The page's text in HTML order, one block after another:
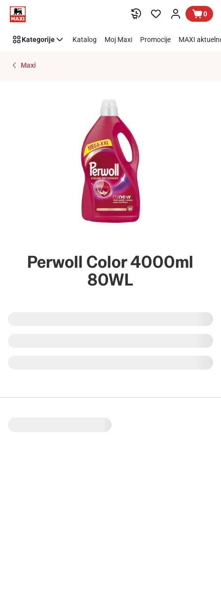
Preskoči link 0
Kategorije Katalog Moj Maxi Promocije MAXI
Maxi
Perwoll Color 4000ml
80WL